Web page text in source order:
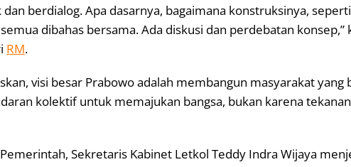
berdialog. Apa dasarnya, bagaimana konstruksinya,
dibahas bersama. Ada diskusi dan perdebatan konsep,”
RM.
visi besar Prabowo adalah membangun masyarakat yang
kolektif untuk memajukan bangsa, bukan karena
Sekretaris Kabinet Letkol Teddy Indra Wijaya